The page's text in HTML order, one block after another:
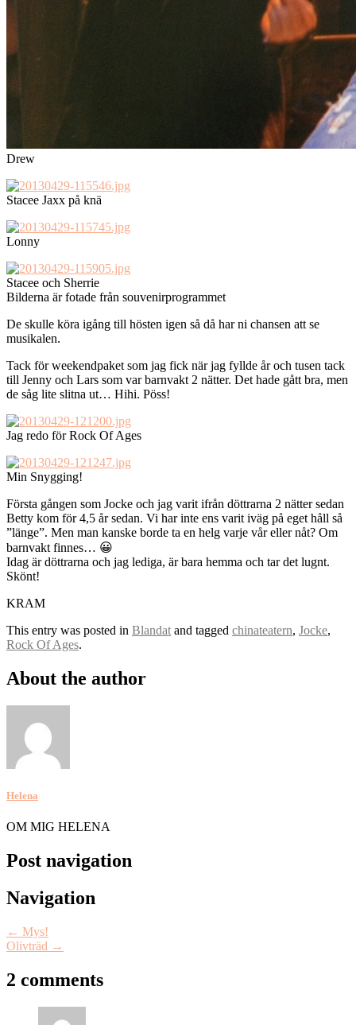
Drew
Stacee Jaxx på knä
Lonny
Stacee och Sherrie
Bilderna är fotade från souvenirprogrammet
De skulle köra igång till hösten igen så då har ni chansen att se
musikalen.
Tack för weekendpaket som jag fick när jag fyllde år och tusen tack
till Jenny och Lars som var barnvakt 2 nätter. Det hade gått bra, men
de såg lite slitna ut… Hihi. Pöss!
Jag redo för Rock Of Ages
Min Snygging!
Första gången som Jocke och jag varit ifrån döttrarna 2 nätter sedan
Betty kom för 4,5 år sedan. Vi har inte ens varit iväg på eget håll så
”länge”. Men man kanske borde ta en helg varje vår eller nåt? Om
barnvakt finnes… 😀
Idag är döttrarna och jag lediga, är bara hemma och tar det lugnt.
Skönt!
KRAM
This entry was posted in Blandat and tagged chinateatern, Jocke,
Rock Of Ages.
About the author
Helena
OM MIG HELENA
Post navigation
Navigation
← Mys!
Olivträd →
2 comments